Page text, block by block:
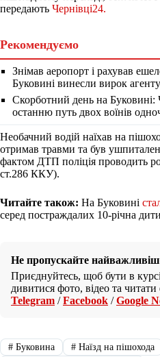
передають Чернівці24.
Рекомендуємо
Знімав аеропорт і рахував
Буковині винесли вирок
Скорботний день на Буковині:
останню путь двох воїнів
Необачний водій наїхав на
отримав травми та був
фактом ДТП поліція проводить
ст.286 ККУ).
Читайте також: На Буковині
серед постраждалих 10-річна
Не пропускайте
Приєднуйтесь, щоб бути в
дивитися фото, відео та
Telegram /Facebook /Google
#Буковина #Наїзд на пішохода